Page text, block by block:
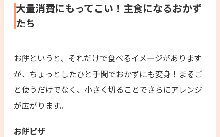
大量消費にもってこい！主食になるおかず
たち
お餅というと、それだけで食べるイメージがあります
が、ちょっとしたひと手間でおかずにも変身！まるご
と使うだけでなく、小さく切ることでさらにアレンジ
が広がります。
お餅ピザ